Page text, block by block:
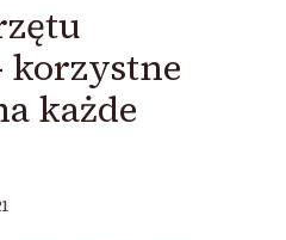
korzystne
każde